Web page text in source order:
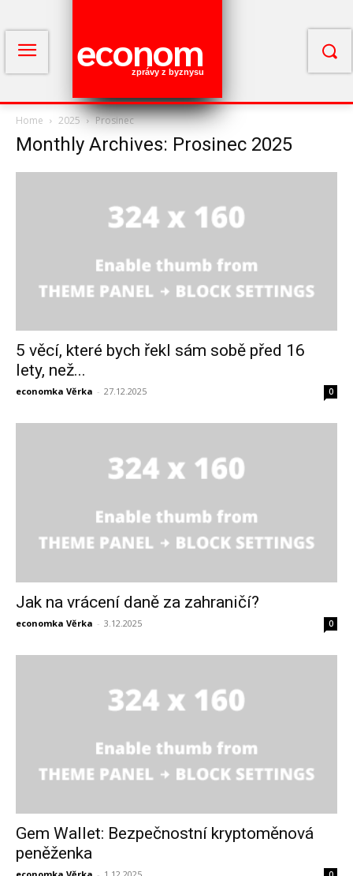
econom
zprávy z byznysu
Home 2025 Prosinec
Monthly Archives: Prosinec 2025
5 věcí, které bych řekl sám sobě před 16
lety, než...
economka Věrka - 27.12.2025 0
Jak na vrácení daně za zahraničí?
economka Věrka - 3.12.2025 0
Gem Wallet: Bezpečnostní kryptoměnová
peněženka